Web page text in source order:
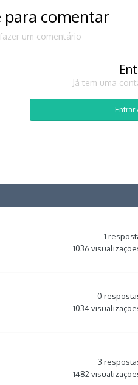
para comentar
um comentário
Já tem uma
Entrar
1
1036
0
1034
3
1482